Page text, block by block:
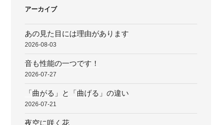
アーカイブ
あの見た目には理由があります
2026-08-03
音も性能の一つです！
2026-07-27
「曲がる」と「曲げる」の違い
2026-07-21
夜空に咲く花